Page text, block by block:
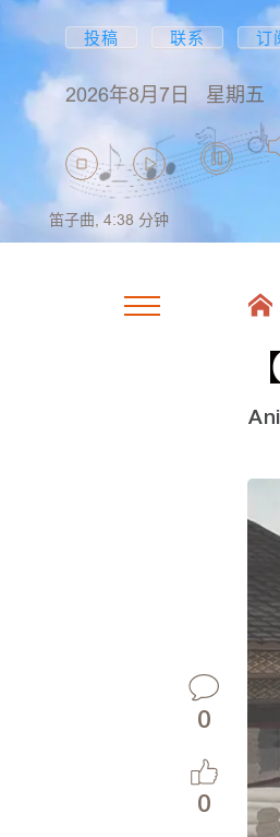
投稿 联系 订
2026年8月7日 星期五
笛子曲, 4:38 分钟
0
0